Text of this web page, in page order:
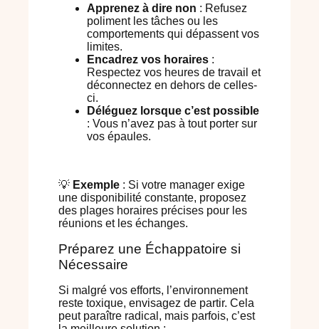
Apprenez à dire non : Refusez
poliment les tâches ou les
comportements qui dépassent vos
limites.
Encadrez vos horaires :
Respectez vos heures de travail et
déconnectez en dehors de celles-
ci.
Déléguez lorsque c’est possible
: Vous n’avez pas à tout porter sur
vos épaules.
💡 Exemple : Si votre manager exige
une disponibilité constante, proposez
des plages horaires précises pour les
réunions et les échanges.
Préparez une Échappatoire si
Nécessaire
Si malgré vos efforts, l’environnement
reste toxique, envisagez de partir. Cela
peut paraître radical, mais parfois, c’est